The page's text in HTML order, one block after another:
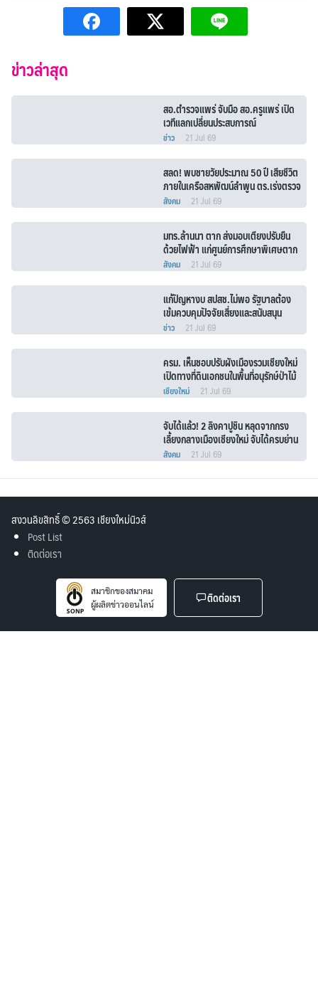
ข่าวล่าสุด
สอ.ตำรวจแพร่ จับมือ สอ.ครูแพร่ เปิด
เวทีแลกเปลี่ยนประสบการณ์
ข่าว 21 Jul 69
สลด! พบชายวัยประมาณ 50 ปี เสียชีวิต
ภายในเครือสหพัฒน์ลำพูน ตร.เร่งตรวจ
สอบหาสาเหตุ
สังคม 21 Jul 69
มทร.ล้านนา ตาก ส่งมอบเตียงปรับยืน
ด้วยไฟฟ้า แก่ศูนย์การศึกษาพิเศษตาก
สังคม 21 Jul 69
แก้ปัญหางบ สปสช.ไม่พอ รัฐบาลต้อง
เข้มควบคุมปัจจัยเสี่ยงและสนับสนุน
ปัจจัยส่งเสริมสุขภาพ
ข่าว 21 Jul 69
ครม. เห็นชอบปรับผังเมืองรวมเชียงใหม่
เปิดทางที่ดินเอกชนในพื้นที่อนุรักษ์ป่าไม้
บางส่วน 2 อำเภอ ใช้ประกอบพาณิชยกร
รมได้
เชียงใหม่ 21 Jul 69
จับได้แล้ว! 2 ลิงคาปูชิน หลุดจากกรง
เลี้ยงกลางเมืองเชียงใหม่ จับได้ครบย่าน
อ.สารภี
สังคม 21 Jul 69
สงวนลิขสิทธิ์ © 2563 เชียงใหม่นิวส์
Post List
ติดต่อเรา
สมาชิกของสมาคม
ผู้ผลิตข่าวออนไลน์
ติดต่อเรา